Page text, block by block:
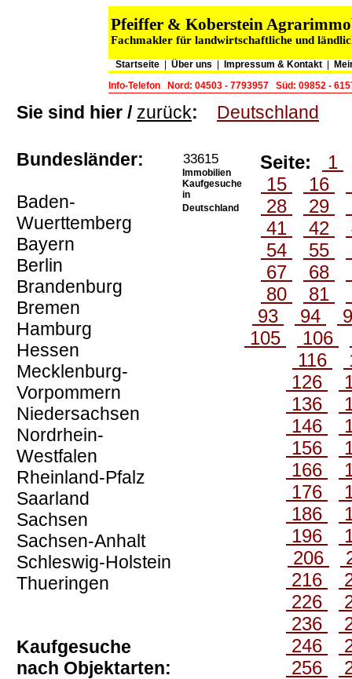
Pfeiffer & Koberstein
Fachmakler für landwirtschaftliche und
Startseite Über uns Impressum & Kontakt
Info-Telefon
Nord: 04503 - 7793957 Süd: 09852 -
Sie sind hier / zurück: Deutschland
Bundesländer:
Baden-
Wuerttemberg
Bayern
Berlin
Brandenburg
Bremen
Hamburg
Hessen
Mecklenburg-
Vorpommern
Niedersachsen
Nordrhein-
Westfalen
Rheinland-Pfalz
Saarland
Sachsen
Sachsen-Anhalt
Schleswig-Holstein
Thueringen
Kaufgesuche
nach Objektarten:
33615
Immobilien
Kaufgesuche
in
Deutschland
Seite:
1
15
16
28
29
41
42
54
55
67
68
80
81
93
94
105
106
116
126
136
146
156
166
176
186
196
206
216
226
236
246
256